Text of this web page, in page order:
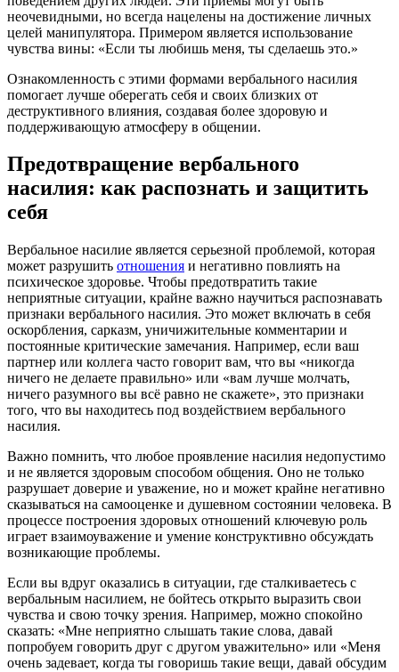
неочевидными, но всегда нацелены на достижение личных
целей манипулятора. Примером является использование
чувства вины: «Если ты любишь меня, ты сделаешь это.»
Ознакомленность с этими формами вербального насилия
помогает лучше оберегать себя и своих близких от
деструктивного влияния, создавая более здоровую и
поддерживающую атмосферу в общении.
Предотвращение вербального
насилия: как распознать и защитить
себя
Вербальное насилие является серьезной проблемой, которая
может разрушить отношения и негативно повлиять на
психическое здоровье. Чтобы предотвратить такие
неприятные ситуации, крайне важно научиться распознавать
признаки вербального насилия. Это может включать в себя
оскорбления, сарказм, уничижительные комментарии и
постоянные критические замечания. Например, если ваш
партнер или коллега часто говорит вам, что вы «никогда
ничего не делаете правильно» или «вам лучше молчать,
ничего разумного вы всё равно не скажете», это признаки
того, что вы находитесь под воздействием вербального
насилия.
Важно помнить, что любое проявление насилия недопустимо
и не является здоровым способом общения. Оно не только
разрушает доверие и уважение, но и может крайне негативно
сказываться на самооценке и душевном состоянии человека. В
процессе построения здоровых отношений ключевую роль
играет взаимоуважение и умение конструктивно обсуждать
возникающие проблемы.
Если вы вдруг оказались в ситуации, где сталкиваетесь с
вербальным насилием, не бойтесь открыто выразить свои
чувства и свою точку зрения. Например, можно спокойно
сказать: «Мне неприятно слышать такие слова, давай
попробуем говорить друг с другом уважительно» или «Меня
очень задевает, когда ты говоришь такие вещи, давай обсудим